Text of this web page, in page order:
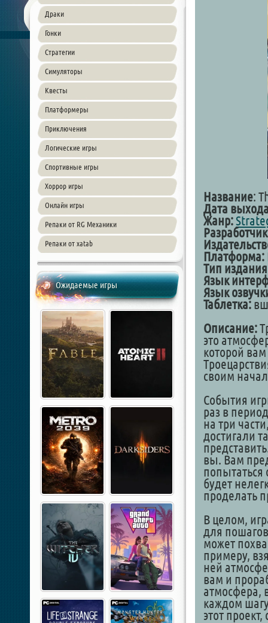
Драки
Гонки
Стратегии
Симуляторы
Квесты
Платформеры
Приключения
Логические игры
Спортивные игры
Хоррор игры
Онлайн игры
Репаки от RG Механики
Репаки от xatab
Ожидаемые игры
Название:
Дата
Жанр:
Платформа:
Тип
Язык
Язык
Таблетка:
Описание:
это
которой
своим
События
раз в
на три
достигали
вы. Вам
попытаться
будет
проделать
В целом,
для
может
примеру,
ней
вам и
атмосфера,
каждом
этот